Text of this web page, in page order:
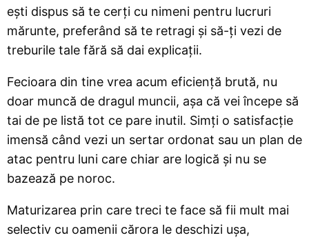
ești dispus să te cerți cu nimeni pentru lucruri
mărunte, preferând să te retragi și să-ți vezi de
treburile tale fără să dai explicații.
Fecioara din tine vrea acum eficiență brută, nu
doar muncă de dragul muncii, așa că vei începe să
tai de pe listă tot ce pare inutil. Simți o satisfacție
imensă când vezi un sertar ordonat sau un plan de
atac pentru luni care chiar are logică și nu se
bazează pe noroc.
Maturizarea prin care treci te face să fii mult mai
selectiv cu oamenii cărora le deschizi ușa,